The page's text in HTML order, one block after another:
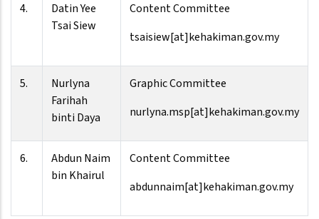
4.
Datin Yee
Tsai Siew
Content Committee
tsaisiew[at]kehakiman.gov.my
5.
Nurlyna
Farihah
binti Daya
Graphic Committee
nurlyna.msp[at]kehakiman.gov.my
6.
Abdun Naim
bin Khairul
Content Committee
abdunnaim[at]kehakiman.gov.my